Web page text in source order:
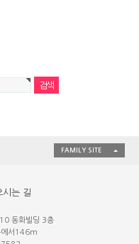
FAMILY SITE
시는 길
동화빌딩 3층
에서146m